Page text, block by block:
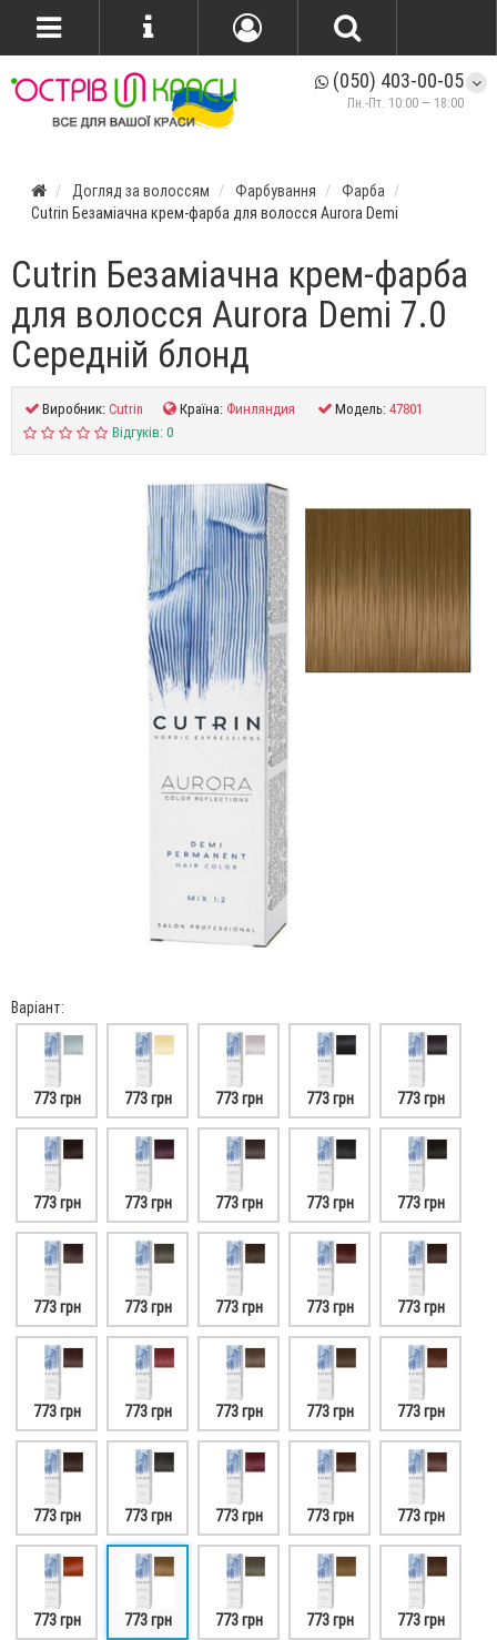
(050) 403-00-05
Пн.-Пт. 10:00 — 18:00
Догляд за волоссям Фарбування
Фарба
Cutrin Безаміачна крем-фарба для волосся Aurora Demi
Cutrin Безаміачна крем-фарба
для волосся Aurora Demi 7.0
Середній блонд
Виробник:Cutrin Країна: Финляндия Модель:47801
Відгуків: 0
Варіант:
773 грн 773 грн 773 грн 773 грн 773 грн
773 грн 773 грн 773 грн 773 грн 773 грн
773 грн 773 грн 773 грн 773 грн 773 грн
773 грн 773 грн 773 грн 773 грн 773 грн
773 грн 773 грн 773 грн 773 грн 773 грн
773 грн 773 грн 773 грн 773 грн 773 грн